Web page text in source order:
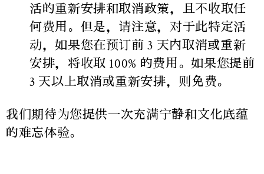
活的重新安排和取消政策，且不收取任
何费用。但是，请注意，对于此特定活
动，如果您在预订前 3 天内取消或重新
安排，将收取 100% 的费用。如果您提前
3 天以上取消或重新安排，则免费。
我们期待为您提供一次充满宁静和文化底蕴
的难忘体验。